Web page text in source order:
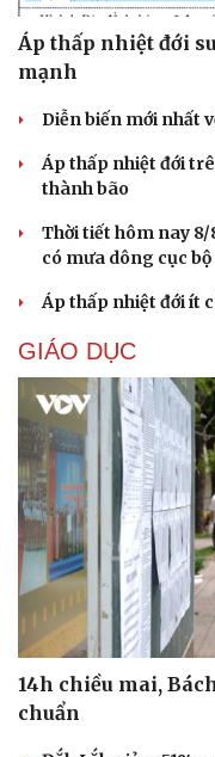
Áp thấp nhiệt đới
mạnh
Diễn biến mới nhất
Áp thấp nhiệt đới
thành bão
Thời tiết hôm nay 8/
có mưa dông cục bộ
Áp thấp nhiệt đới ít
GIÁO DỤC
14h chiều mai,
chuẩn